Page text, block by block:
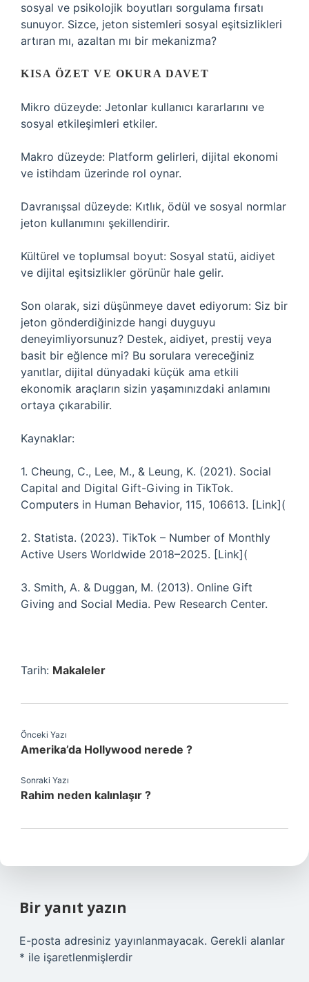
sosyal ve psikolojik boyutları sorgulama fırsatı
sunuyor. Sizce, jeton sistemleri sosyal eşitsizlikleri
artıran mı, azaltan mı bir mekanizma?
KISA ÖZET VE OKURA DAVET
Mikro düzeyde: Jetonlar kullanıcı kararlarını ve
sosyal etkileşimleri etkiler.
Makro düzeyde: Platform gelirleri, dijital ekonomi
ve istihdam üzerinde rol oynar.
Davranışsal düzeyde: Kıtlık, ödül ve sosyal normlar
jeton kullanımını şekillendirir.
Kültürel ve toplumsal boyut: Sosyal statü, aidiyet
ve dijital eşitsizlikler görünür hale gelir.
Son olarak, sizi düşünmeye davet ediyorum: Siz bir
jeton gönderdiğinizde hangi duyguyu
deneyimliyorsunuz? Destek, aidiyet, prestij veya
basit bir eğlence mi? Bu sorulara vereceğiniz
yanıtlar, dijital dünyadaki küçük ama etkili
ekonomik araçların sizin yaşamınızdaki anlamını
ortaya çıkarabilir.
Kaynaklar:
1. Cheung, C., Lee, M., & Leung, K. (2021). Social
Capital and Digital Gift-Giving in TikTok.
Computers in Human Behavior, 115, 106613. [Link](
2. Statista. (2023). TikTok – Number of Monthly
Active Users Worldwide 2018–2025. [Link](
3. Smith, A. & Duggan, M. (2013). Online Gift
Giving and Social Media. Pew Research Center.
Tarih: Makaleler
Önceki Yazı
Amerika’da Hollywood nerede ?
Sonraki Yazı
Rahim neden kalınlaşır ?
Bir yanıt yazın
E-posta adresiniz yayınlanmayacak. Gerekli alanlar
* ile işaretlenmişlerdir